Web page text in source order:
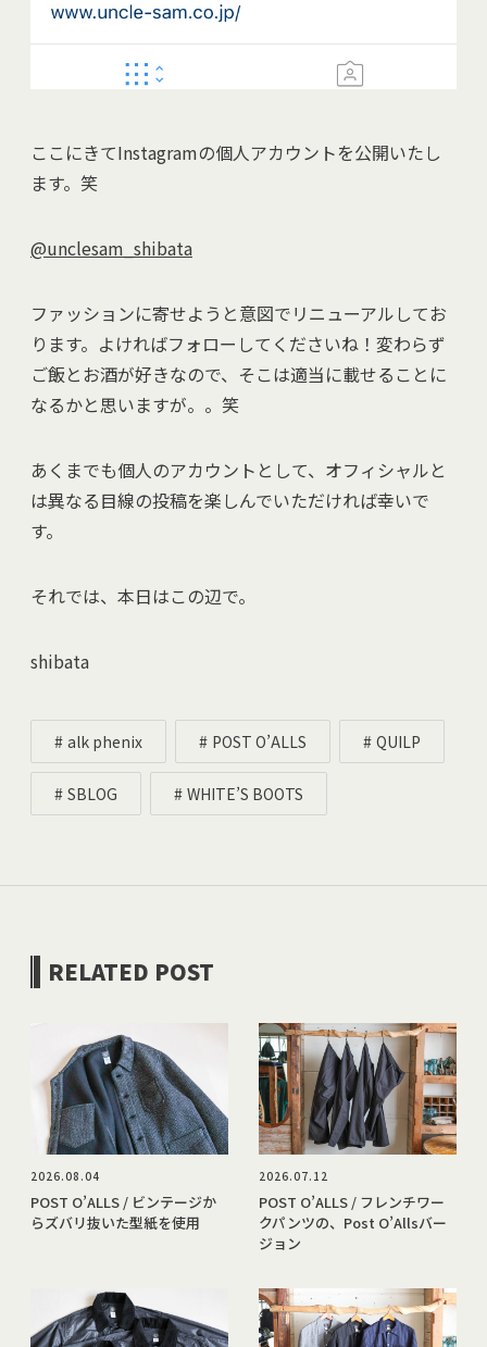
ここにきてInstagramの個人アカウントを公開いたし
ます。笑
@unclesam_shibata
ファッションに寄せようと意図でリニューアルしてお
ります。よければフォローしてくださいね！変わらず
ご飯とお酒が好きなので、そこは適当に載せることに
なるかと思いますが。。笑
あくまでも個人のアカウントとして、オフィシャルと
は異なる目線の投稿を楽しんでいただければ幸いで
す。
それでは、本日はこの辺で。
shibata
alk phenix POST O’ALLS QUILP
SBLOG WHITE’S BOOTS
RELATED POST
2026.08.04
POST O’ALLS / ビンテージか
らズバリ抜いた型紙を使用
2026.07.12
POST O’ALLS / フレンチワー
クパンツの、Post O’Allsバー
ジョン